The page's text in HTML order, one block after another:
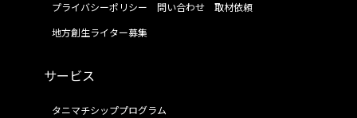
プライバシーポリシー
問い合わせ
取材依頼
地方創生ライター募集
サービス
タニマチシッププログラム